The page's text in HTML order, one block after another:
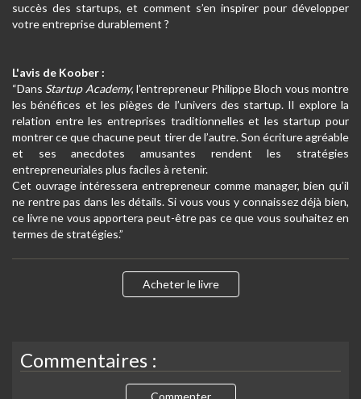
succès des startups, et comment s’en inspirer pour développer
votre entreprise durablement ?
L'avis de Koober :
“Dans Startup Academy, l’entrepreneur Philippe Bloch vous montre
les bénéfices et les pièges de l’univers des startup. Il explore la
relation entre les entreprises traditionnelles et les startup pour
montrer ce que chacune peut tirer de l’autre. Son écriture agréable
et ses anecdotes amusantes rendent les stratégies
entrepreneuriales plus faciles à retenir.
Cet ouvrage intéressera entrepreneur comme manager, bien qu’il
ne rentre pas dans les détails. Si vous vous y connaissez déjà bien,
ce livre ne vous apportera peut-être pas ce que vous souhaitez en
termes de stratégies.”
Acheter le livre
Commentaires :
Commenter